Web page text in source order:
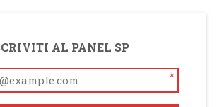
AL PANEL SP
*